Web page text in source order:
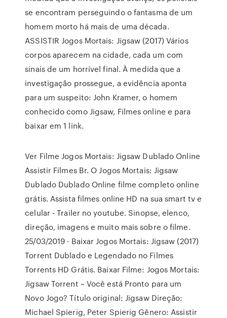
se encontram perseguindo o fantasma de um
homem morto há mais de uma década.
ASSISTIR Jogos Mortais: Jigsaw (2017) Vários
corpos aparecem na cidade, cada um com
sinais de um horrível final. À medida que a
investigação prossegue, a evidência aponta
para um suspeito: John Kramer, o homem
conhecido como Jigsaw, Filmes online e para
baixar em 1 link.
Ver Filme Jogos Mortais: Jigsaw Dublado Online
Assistir Filmes Br. O Jogos Mortais: Jigsaw
Dublado Dublado Online filme completo online
grátis. Assista filmes online HD na sua smart tv e
celular - Trailer no youtube. Sinopse, elenco,
direção, imagens e muito mais sobre o filme.
25/03/2019 · Baixar Jogos Mortais: Jigsaw (2017)
Torrent Dublado e Legendado no Filmes
Torrents HD Grátis. Baixar Filme: Jogos Mortais:
Jigsaw Torrent – Você está Pronto para um
Novo Jogo? Título original: Jigsaw Direção:
Michael Spierig, Peter Spierig Gênero: Assistir